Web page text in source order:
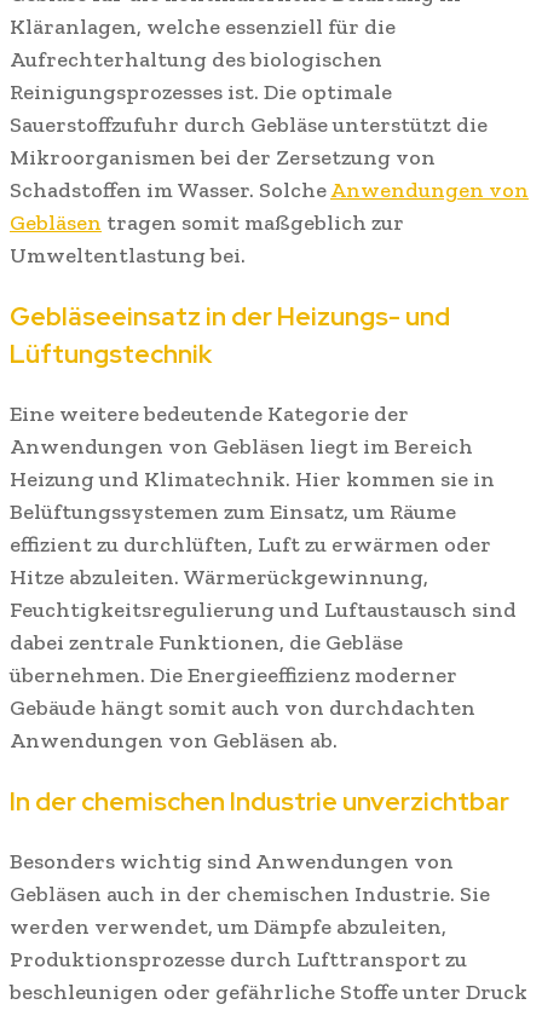
Kläranlagen, welche essenziell für die
Aufrechterhaltung des biologischen
Reinigungsprozesses ist. Die optimale
Sauerstoffzufuhr durch Gebläse unterstützt die
Mikroorganismen bei der Zersetzung von
Schadstoffen im Wasser. SolcheAnwendungen von
Gebläsen tragen somit maßgeblich zur
Umweltentlastung bei.
Gebläseeinsatz in der Heizungs- und
Lüftungstechnik
Eine weitere bedeutende Kategorie der
Anwendungen von Gebläsen liegt im Bereich
Heizung und Klimatechnik. Hier kommen sie in
Belüftungssystemen zum Einsatz, um Räume
effizient zu durchlüften, Luft zu erwärmen oder
Hitze abzuleiten. Wärmerückgewinnung,
Feuchtigkeitsregulierung und Luftaustausch sind
dabei zentrale Funktionen, die Gebläse
übernehmen. Die Energieeffizienz moderner
Gebäude hängt somit auch von durchdachten
Anwendungen von Gebläsen ab.
In der chemischen Industrie unverzichtbar
Besonders wichtig sind Anwendungen von
Gebläsen auch in der chemischen Industrie. Sie
werden verwendet, um Dämpfe abzuleiten,
Produktionsprozesse durch Lufttransport zu
beschleunigen oder gefährliche Stoffe unter Druck